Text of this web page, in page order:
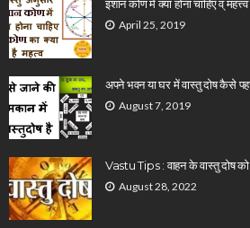
इशान कोण में क्या होना चाहिए व् महत्त्व
April 25, 2019
अपने भवन या घर में वास्तु दोष कैसे
August 7, 2019
Vastu Tips : वाहन के वास्तु दोष
August 28, 2022